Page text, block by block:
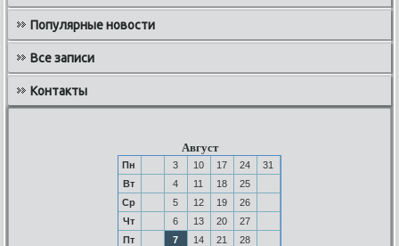
Популярные новости
Все записи
Контакты
Август
Пн 3 10 17 24
31
Вт
4 11 18
25
Ср
5 12 19
26
Чт
6 13 20
27
Пт
7 14 21
28